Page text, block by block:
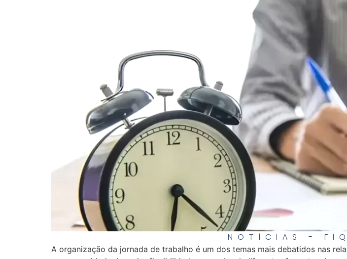
NOTÍCIAS -
A organização da jornada de trabalho é um dos temas mais debatidos nas